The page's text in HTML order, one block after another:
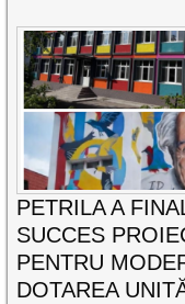
PETRILA A
SUCCES
PENTRU
DOTAREA